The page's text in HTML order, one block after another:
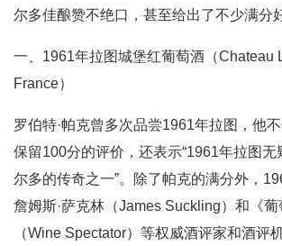
尔多佳酿赞不绝口，甚至给出了不少满分
一、1961年拉图城堡红葡萄酒（Chateau
France）
罗伯特·帕克曾多次品尝1961年拉图，他
保留100分的评价，还表示“1961年拉图无
尔多的传奇之一”。除了帕克的满分外，
詹姆斯·萨克林（James Suckling）和《葡
（Wine Spectator）等权威酒评家和酒评